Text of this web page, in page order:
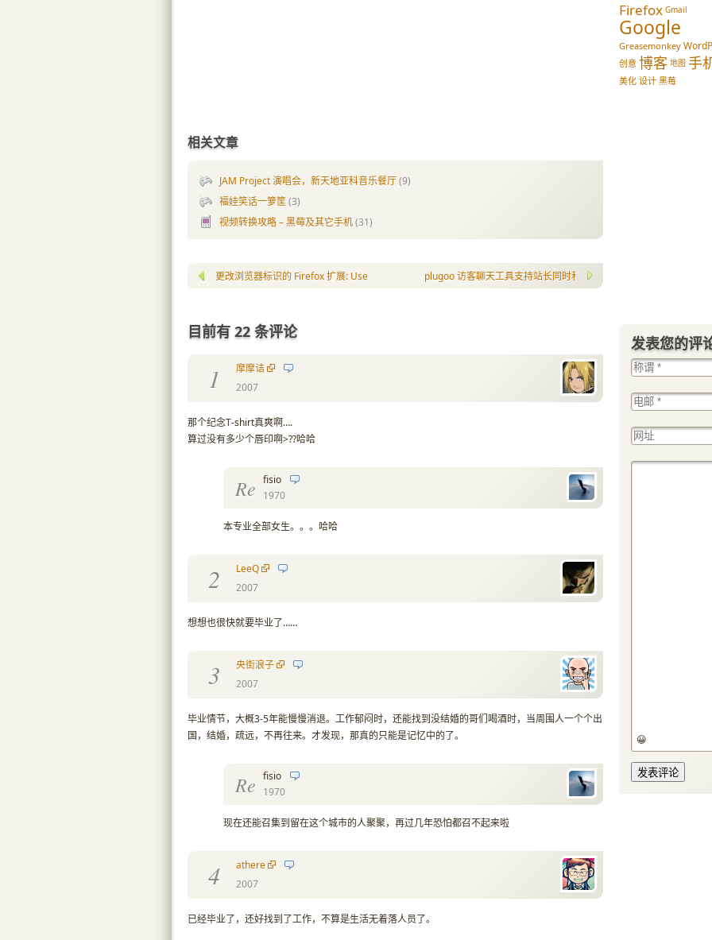
相关文章
JAM Project 演唱会，新天地亚科音乐餐厅(9)
福娃笑话一箩筐(3)
视频转换攻略 – 黑莓及其它手机(31)
更改浏览器标识的 Firefox 扩展: User Agent Switcherplugoo 访客聊天工具支持站长同时和多位访客对话
Firefox Gmail
Google
Greasemonkey
创意 博客 地图 手
美化 设计 黑莓
发表您的评
😀
目前有 22 条评论
1
摩摩诘
2007
那个纪念T-shirt真爽啊….
算过没有多少个唇印啊>??哈哈
Re fisio
1970
本专业全部女生。。。哈哈
2
LeeQ
2007
想想也很快就要毕业了……
3
央街浪子
2007
毕业情节，大概3-5年能慢慢消退。工作郁闷时，还能找到没结婚的哥们喝酒时，当周围人一个个出
国，结婚，疏远，不再往来。才发现，那真的只能是记忆中的了。
Re fisio
1970
现在还能召集到留在这个城市的人聚聚，再过几年恐怕都召不起来啦
4
athere
2007
已经毕业了，还好找到了工作，不算是生活无着落人员了。